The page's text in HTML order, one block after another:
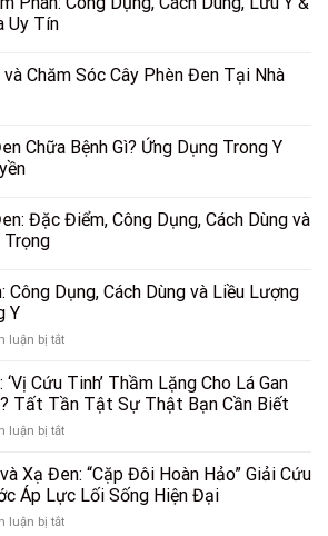
Uy Tín
và Chăm Sóc Cây Phèn Đen Tại Nhà
Chữa Bệnh Gì? Ứng Dụng Trong Y
Đặc Điểm, Công Dụng, Cách Dùng và
Trọng
Công Dụng, Cách Dùng và Liều Lượng
Y
luận bị tắtở
Xạ
Đen:
Công
Dụng,
Dùng
và
Lượng
‘Vị Cứu Tinh’ Thầm Lặng Cho Lá Gan
Tất Tần Tật Sự Thật Bạn Cần Biết
luận bị tắtở
Xoa:
‘Vị
Cứu
Xạ Đen: “Cặp Đôi Hoàn Hảo” Giải Cứu
Áp Lực Lối Sống Hiện Đại
luận bị tắtở